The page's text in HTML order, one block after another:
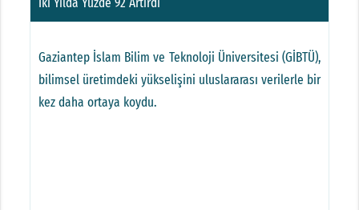
Gaziantep İslam Bilim ve Teknoloji Üniversitesi (GİBTÜ),
bilimsel üretimdeki yükselişini uluslararası verilerle bir
kez daha ortaya koydu.